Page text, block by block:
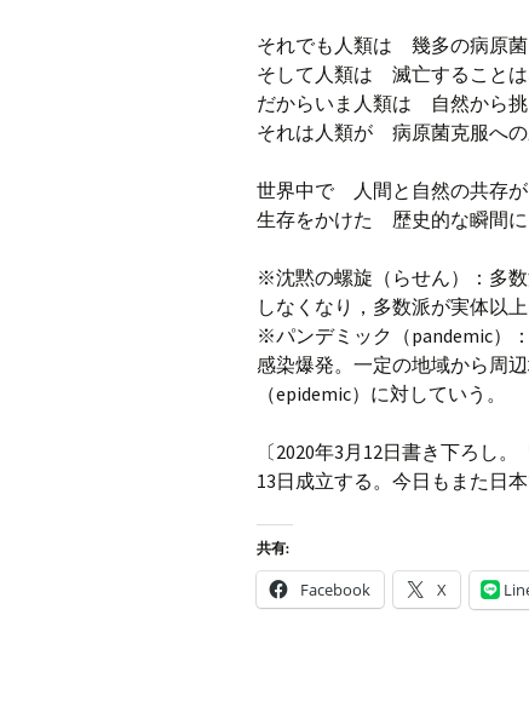
それでも人類は 幾多の病原
そして人類は 滅亡することは
だからいま人類は 自然から
それは人類が 病原菌克服へ
世界中で 人間と自然の共存
生存をかけた 歴史的な瞬間
※沈黙の螺旋（らせん）：多
しなくなり，多数派が実体以
※パンデミック（pandemic）
感染爆発。一定の地域から周
（epidemic）に対していう。
〔2020年3月12日書き下ろし
13日成立する。今日もまた日
共有:
Facebook X